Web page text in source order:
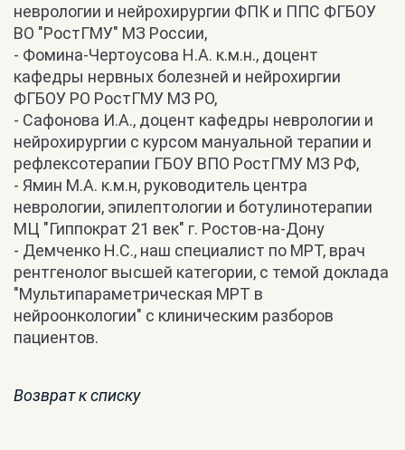
неврологии и нейрохирургии ФПК и ППС ФГБОУ
ВО "РостГМУ" МЗ России,
- Фомина-Чертоусова Н.А. к.м.н., доцент
кафедры нервных болезней и нейрохиргии
ФГБОУ РО РостГМУ МЗ РО,
- Сафонова И.А., доцент кафедры неврологии и
нейрохирургии с курсом мануальной терапии и
рефлексотерапии ГБОУ ВПО РостГМУ МЗ РФ,
- Ямин М.А. к.м.н, руководитель центра
неврологии, эпилептологии и ботулинотерапии
МЦ "Гиппократ 21 век" г. Ростов-на-Дону
- Демченко Н.С., наш специалист по МРТ, врач
рентгенолог высшей категории, с темой доклада
"Мультипараметрическая МРТ в
нейроонкологии" с клиническим разборов
пациентов.
Возврат к списку